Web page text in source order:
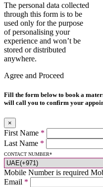
The personal data collected
through this form is to be
used only for the purpose
of personalising your
experience and won’t be
stored or distributed
anywhere.
Agree and Proceed
Fill the form below to book a
will call you to confirm your
×
First Name *
Last Name *
CONTACT NUMBER*
Mobile Number is required
Email *